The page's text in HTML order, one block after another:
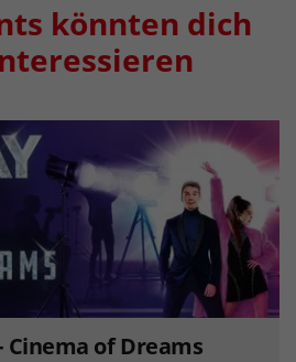
könnten dich
Cinema of Dreams